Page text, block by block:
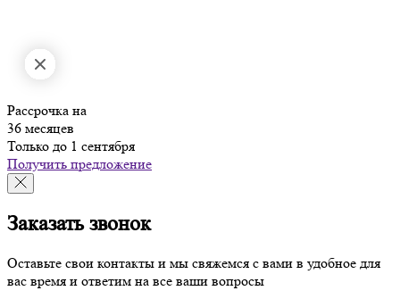
Рассрочка на
36 месяцев
Только до 1 сентября
Получить предложение
Заказать звонок
Оставьте свои контакты и мы свяжемся с вами в удобное для
вас время и ответим на все ваши вопросы